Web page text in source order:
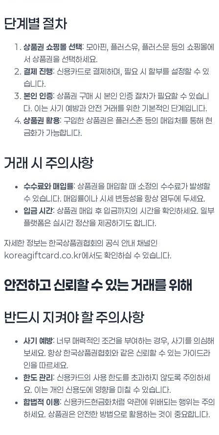
단계별 절차
상품권 쇼핑몰 선택: 모아핀, 플러스유, 플러스문 등의 쇼핑몰에
서 상품권을 선택하세요.
결제 진행: 신용카드로 결제하며, 필요 시 할부를 설정할 수 있
습니다.
본인 인증: 상품권 구매 시 본인 인증 절차가 필요할 수 있습니
다. 이는 사기 예방과 안전 거래를 위한 기본적인 단계입니다.
상품권 활용: 구입한 상품권은 플러스존 등의 매입처를 통해 현
금화가 가능합니다.
거래 시 주의사항
수수료와 매입률: 상품권을 매입할 때 소정의 수수료가 발생할
수 있습니다. 매입률이나 시세 변동성을 항상 염두에 두세요.
입금 시간: 상품권 매입 후 입금까지의 시간을 확인하세요. 일부
플랫폼은 실시간 정산을 제공하기도 합니다.
자세한 정보는 한국상품권협회의 공식 안내 채널인
koreagiftcard.co.kr에서도 확인하실 수 있습니다.
안전하고 신뢰할 수 있는 거래를 위해
반드시 지켜야 할 주의사항
사기 예방: 너무 매력적인 조건을 부여하는 경우, 사기를 의심해
보세요. 항상 한국상품권협회와 같은 신뢰할 수 있는 가이드라
인을 따르세요.
한도 관리: 신용카드의 사용 한도를 초과하지 않도록 주의하세
요. 이는 개인 신용도에 영향을 미칠 수 있습니다.
합법적 이용: 신용카드현금화처럼 약관에 위배되는 행위는 주의
하세요. 상품권은 안전한 방법으로 활용하는 것이 중요합니다.